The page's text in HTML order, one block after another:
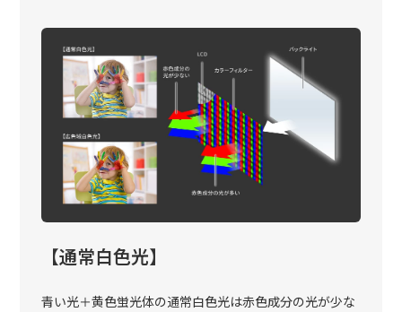
【通常白色光】
青い光＋黄色蛍光体の通常白色光は赤色成分の光が少な